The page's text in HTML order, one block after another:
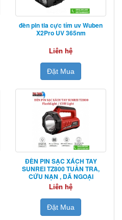
đèn pin tia cực tím uv Wuben
X2Pro UV 365nm
Liên hệ
Đặt Mua
ĐÈN PIN SẠC XÁCH TAY
SUNREI TZ800 TUẦN TRA,
CỨU NẠN , DÃ NGOẠI
Liên hệ
Đặt Mua